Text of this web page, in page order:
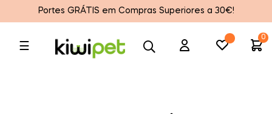
Portes GRÁTIS em Compras Superiores a 30€!
Toggle
navigation
☰
0